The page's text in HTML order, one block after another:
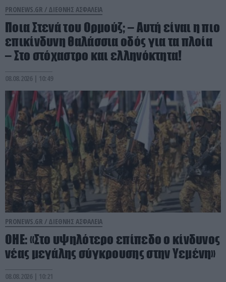
PRONEWS.GR / ΔΙΕΘΝΗΣ ΑΣΦΑΛΕΙΑ
Ποια Στενά του Ορμούζ; – Αυτή είναι η πιο
επικίνδυνη θαλάσσια οδός για τα πλοία
– Στο στόχαστρο και ελληνόκτητα!
08.08.2026 | 10:49
PRONEWS.GR / ΔΙΕΘΝΗΣ ΑΣΦΑΛΕΙΑ
ΟΗΕ: «Στο υψηλότερο επίπεδο ο κίνδυνος
νέας μεγάλης σύγκρουσης στην Υεμένη»
08.08.2026 | 10:21